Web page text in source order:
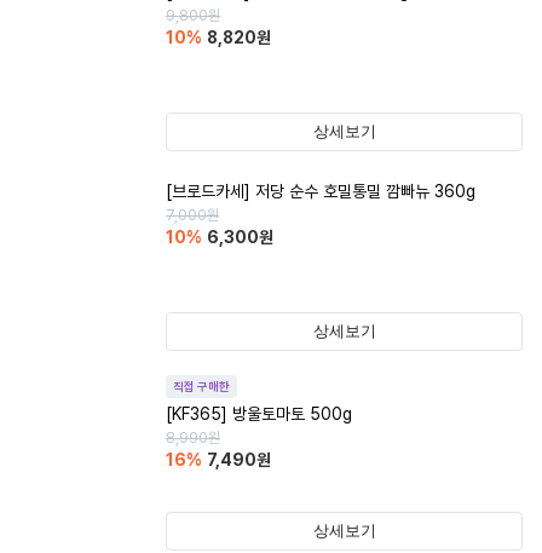
9,800원
10% 8,820원
상세보기
[브로드카세] 저당 순수 호밀통밀 깜빠뉴 360g
7,000원
10% 6,300원
상세보기
직접 구매한
[KF365] 방울토마토 500g
8,990원
16% 7,490원
상세보기